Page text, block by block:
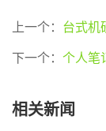
上一个： 台式机
下一个： 个人笔
相关新闻